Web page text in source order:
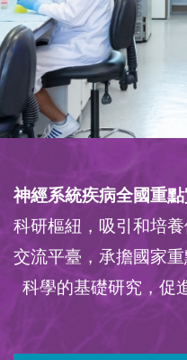
Text
Area
神經系統疾病全國重
科研樞紐，吸引和培
交流平臺，承擔國家
科學的基礎研究，促